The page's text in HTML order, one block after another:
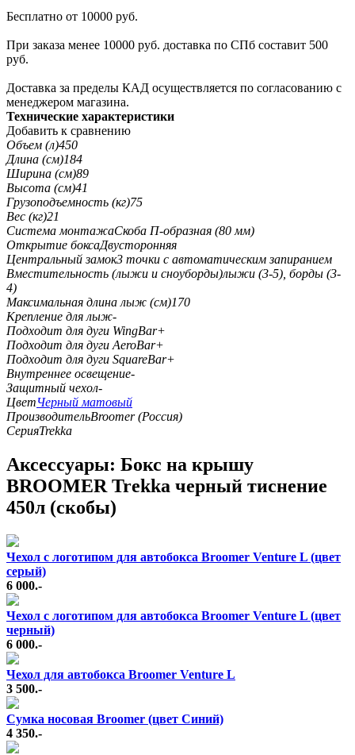
Бесплатно от 10000 руб.
При заказа менее 10000 руб. доставка по СПб составит 500
руб.
Доставка за пределы КАД осуществляется по согласованию с
менеджером магазина.
Технические характеристики
Добавить к сравнению
Объем (л)450
Длина (см)184
Ширина (см)89
Высота (см)41
Грузоподъемность (кг)75
Вес (кг)21
Система монтажаСкоба П-образная (80 мм)
Открытие боксаДвусторонняя
Центральный замок3 точки с автоматическим запиранием
Вместительность (лыжи и сноуборды)лыжи (3-5), борды (3-
4)
Максимальная длина лыж (см)170
Крепление для лыж-
Подходит для дуги WingBar+
Подходит для дуги AeroBar+
Подходит для дуги SquareBar+
Внутреннее освещение-
Защитный чехол-
ЦветЧерный матовый
ПроизводительBroomer (Россия)
СерияTrekka
Аксессуары: Бокс на крышу
BROOMER Trekka черный тиснение
450л (скобы)
Чехол с логотипом для автобокса Broomer Venture L (цвет
серый)
6 000.-
Чехол с логотипом для автобокса Broomer Venture L (цвет
черный)
6 000.-
Чехол для автобокса Broomer Venture L
3 500.-
Сумка носовая Broomer (цвет Синий)
4 350.-